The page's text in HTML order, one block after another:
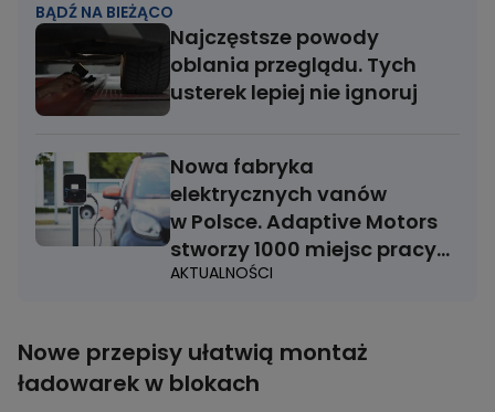
BĄDŹ NA BIEŻĄCO
Najczęstsze powody
oblania przeglądu. Tych
usterek lepiej nie ignoruj
Nowa fabryka
elektrycznych vanów
w Polsce. Adaptive Motors
stworzy 1000 miejsc pracy
w Kleszczowie
AKTUALNOŚCI
Nowe przepisy ułatwią montaż
ładowarek w blokach